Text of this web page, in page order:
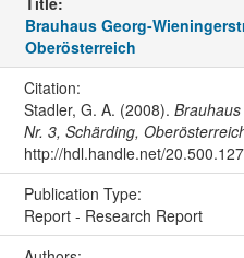
Brauhaus Georg-
Oberösterreich
Citation:
Stadler, G. A. (2008).
Nr. 3, Schärding,
http://hdl.handle.net/
Publication Type:
Report - Research Report